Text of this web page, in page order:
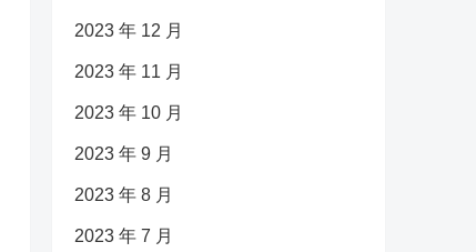
2023 年 12 月
2023 年 11 月
2023 年 10 月
2023 年 9 月
2023 年 8 月
2023 年 7 月